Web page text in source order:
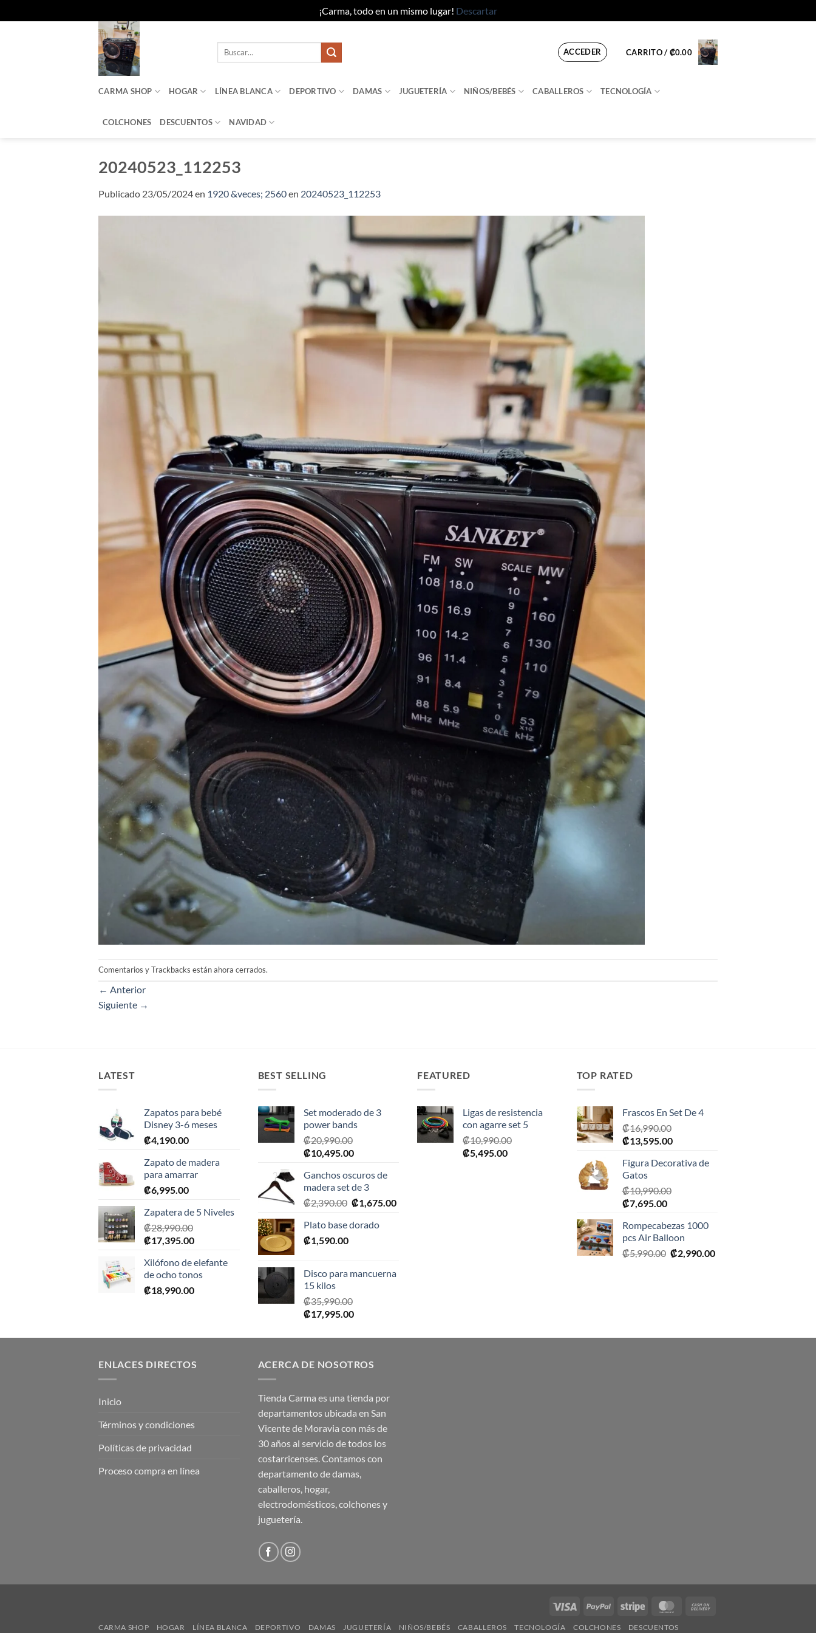
¡Carma, todo en un mismo lugar! Descartar
Buscar
ACCEDER CARRITO / ₡0.00
CARMA SHOP HOGAR LÍNEA BLANCA DEPORTIVO DAMAS JUGUETERÍA NIÑOS/BEBÉS CABALLEROS TECNOLOGÍA
COLCHONES DESCUENTOS NAVIDAD
20240523_112253
Publicado 23/05/2024en 1920 &veces; 2560en 20240523_112253
Comentarios y Trackbacks están ahora cerrados.
← Anterior
Siguiente →
LATEST
Zapatos para bebé
Disney 3-6 meses
₡4,190.00
Zapato de madera
para amarrar
₡6,995.00
Zapatera de 5 Niveles
₡28,990.00
El
original
era:
₡28,990.00.
₡17,395.00El
actual
es:
₡17,395.00.
Xilófono de elefante
de ocho tonos
₡18,990.00
BEST SELLING
Set moderado de 3
power bands
₡20,990.00
El
original
era:
₡20,990.00.
₡10,495.00El
actual
es:
₡10,495.00.
Ganchos oscuros de
madera set de 3
₡2,390.00 El
original
₡1,675.00El
Plato base dorado
₡1,590.00
Disco para mancuerna
15 kilos
₡35,990.00
El
original
₡35,990.00.
₡17,995.00El
actual
₡17,995.00.
FEATURED
Ligas de resistencia
con agarre set 5
₡10,990.00
El
₡5,495.00El
TOP RATED
Frascos En Set De 4
₡16,990.00
El
original
era:
₡16,990.00.
₡13,595.00El
actual
Figura Decorativa de
Gatos
₡10,990.00
El
original
era:
₡10,990.00.
₡7,695.00El
actual
es:
₡7,695.00.
Rompecabezas 1000
pcs Air Balloon
₡5,990.00 El
₡2,990.00El
ENLACES DIRECTOS
Inicio
Términos y condiciones
Políticas de privacidad
Proceso compra en línea
ACERCA DE NOSOTROS
Tienda Carma es una tienda por
departamentos ubicada en San
Vicente de Moravia con más de
30 años al servicio de todos los
costarricenses. Contamos con
departamento de damas,
caballeros, hogar,
electrodomésticos, colchones y
juguetería.
Visa PayPal Stripe MasterCard
CARMA SHOP HOGAR LÍNEA BLANCA DEPORTIVO DAMAS JUGUETERÍA NIÑOS/BEBÉS CABALLEROS TECNOLOGÍA COLCHONES
DESCUENTOS